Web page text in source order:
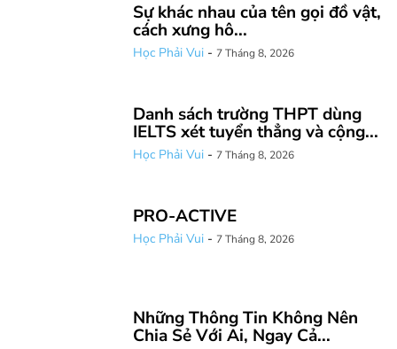
Sự khác nhau của tên gọi đồ vật,
cách xưng hô...
Học Phải Vui - 7 Tháng 8, 2026
Danh sách trường THPT dùng
IELTS xét tuyển thẳng và cộng...
Học Phải Vui - 7 Tháng 8, 2026
PRO-ACTIVE
Học Phải Vui - 7 Tháng 8, 2026
Những Thông Tin Không Nên
Chia Sẻ Với Ai, Ngay Cả...